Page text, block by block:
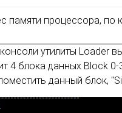
памяти процессора,
утилиты Loader
4 блока данных Block
данный блок,